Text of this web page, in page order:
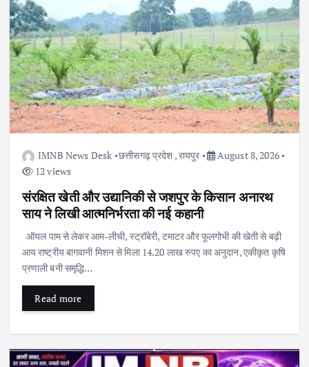
IMNB News Desk छत्तीसगढ़ प्रदेश ,रायपुर
August 8, 2026
12 views
संरक्षित खेती और उद्यानिकी से जशपुर के किसान अनारथ
साय ने लिखी आत्मनिर्भरता की नई कहानी
ऑयल पाम से लेकर आम-लीची, स्ट्रॉबेरी, टमाटर और फूलगोभी की खेती से बढ़ी
आय राष्ट्रीय बागवानी मिशन से मिला 14.20 लाख रुपए का अनुदान, एकीकृत कृषि
प्रणाली बनी समृद्धि…
Read more